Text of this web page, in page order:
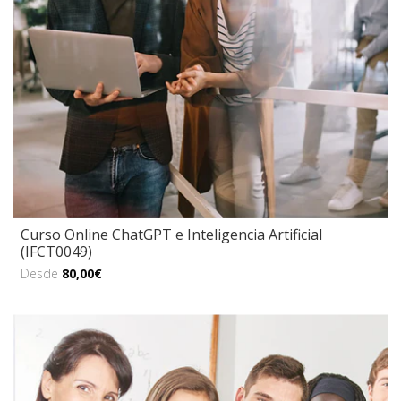
Curso Online ChatGPT e Inteligencia Artificial
(IFCT0049)
Desde 80,00€